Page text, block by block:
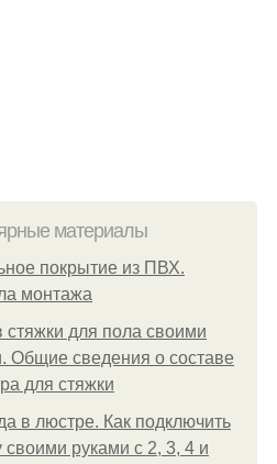
материалы
покрытие из ПВХ.
монтажа
стяжки для пола своими
Общие сведения о составе
для стяжки
в люстре. Как подключить
своими руками с 2, 3, 4 и